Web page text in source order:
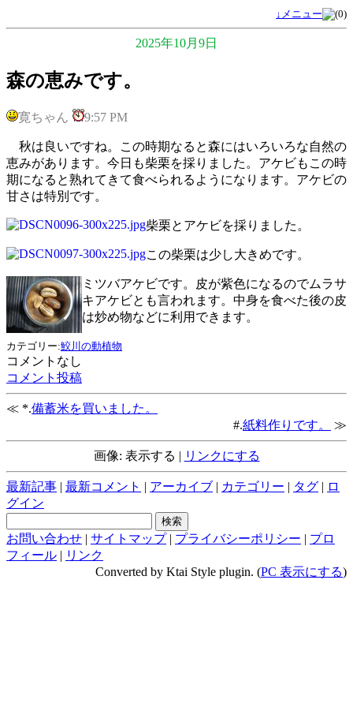
↓メニュー
2025年10月9日
森の恵みです。
寛ちゃん 9:57 PM
秋は良いですね。この時期なると森にはいろいろな自然の
恵みがあります。今日も柴栗を採りました。アケビもこの時
期になると熟れてきて食べられるようになります。アケビの
甘さは特別です。
柴栗とアケビを採りました。
この柴栗は少し大きめです。
ミツバアケビです。皮が紫色になるのでムラサ
キアケビとも言われます。中身を食べた後の皮
は炒め物などに利用できます。
カテゴリー:鮫川の動植物
コメントなし
コメント投稿
≪ *.備蓄米を買いました。
#.紙料作りです。 ≫
画像: 表示する | リンクにする
最新記事 | 最新コメント | アーカイブ | カテゴリー | タグ | ロ
グイン
お問い合わせ | サイトマップ| プライバシーポリシー | プロ
フィール | リンク
Converted by Ktai Style plugin. (PC 表示にする)